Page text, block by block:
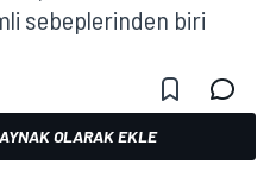
sebeplerinden biri
OLARAK EKLE